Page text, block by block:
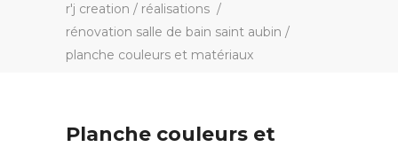
r'j creation / réalisations /
rénovation salle de bain saint aubin /
planche couleurs et matériaux
Planche couleurs et